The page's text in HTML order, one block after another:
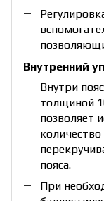
Внутренний
Внутри
толщиной
позволяет
пояса.
При